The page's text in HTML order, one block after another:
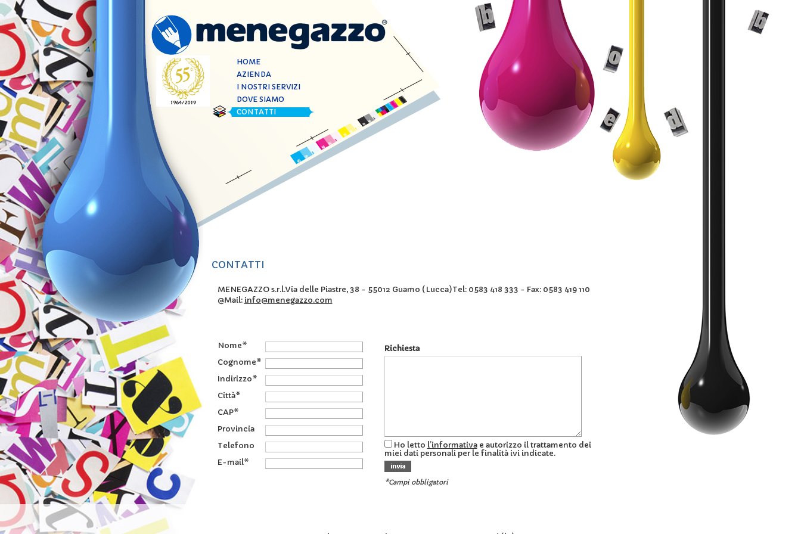
HOME
AZIENDA
I NOSTRI SERVIZI
DOVE SIAMO
CONTATTI
CONTATTI
MENEGAZZO s.r.l.Via delle Piastre, 38 - 55012 Guamo (Lucca)Tel: 0583 418 333 - Fax: 0583 419 110
@Mail: info@menegazzo.com
Nome*
Cognome*
Indirizzo*
Città*
CAP*
Provincia
Telefono
E-mail*
Richiesta
Ho letto l’informativae autorizzo il trattamento dei
miei dati personali per le finalità ivi indicate.
*Campi obbligatori